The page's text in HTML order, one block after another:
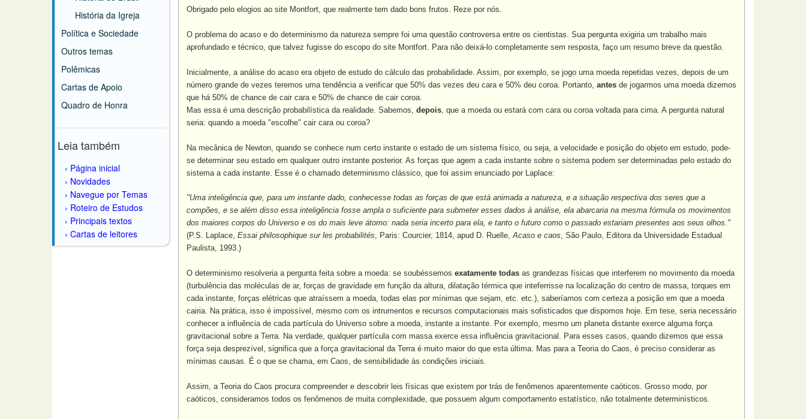
História da Igreja
Política e Sociedade
Outros temas
Polêmicas
Cartas de Apoio
Quadro de Honra
Leia também
Página inicial
Novidades
Navegue por Temas
Roteiro de Estudos
Principais textos
Cartas de leitores
Obrigado pelo elogios ao site Montfort, que realmente tem dado bons frutos. Reze por nós.
O problema do acaso e do determinismo da natureza sempre foi uma questão controversa entre os cientistas. Sua pergunta exigiria um trabalho mais
aprofundado e técnico, que talvez fugisse do escopo do site Montfort. Para não deixá-lo completamente sem resposta, faço um resumo breve da questão.
Inicialmente, a análise do acaso era objeto de estudo do cálculo das probabilidade. Assim, por exemplo, se jogo uma moeda repetidas vezes, depois de um
número grande de vezes teremos uma tendência a verificar que 50% das vezes deu cara e 50% deu coroa. Portanto, antes de jogarmos uma moeda dizemos
que há 50% de chance de cair cara e 50% de chance de cair coroa.
Mas essa é uma descrição probabilística da realidade. Sabemos, depois, que a moeda ou estará com cara ou coroa voltada para cima. A pergunta natural
seria: quando a moeda "escolhe" cair cara ou coroa?
Na mecânica de Newton, quando se conhece num certo instante o estado de um sistema físico, ou seja, a velocidade e posição do objeto em estudo, pode-
se determinar seu estado em qualquer outro instante posterior. As forças que agem a cada instante sobre o sistema podem ser determinadas pelo estado do
sistema a cada instante. Esse é o chamado determinismo clássico, que foi assim enunciado por Laplace:
"Uma inteligência que, para um instante dado, conhecesse todas as forças de que está animada a natureza, e a situação respectiva dos seres que a
compões, e se além disso essa inteligência fosse ampla o suficiente para submeter esses dados à análise, ela abarcaria na mesma fórmula os movimentos
dos maiores corpos do Universo e os do mais leve átomo: nada seria incerto para ela, e tanto o futuro como o passado estariam presentes aos seus olhos."
(P.S. Laplace, Essai philosophique sur les probabilités, Paris: Courcier, 1814, apud D. Ruelle,Acaso e caos, São Paulo, Editora da Universidade Estadual
Paulista, 1993.)
O determinismo resolveria a pergunta feita sobre a moeda: se soubéssemos exatamente todas as grandezas físicas que interferem no movimento da moeda
(turbulência das moléculas de ar, forças de gravidade em função da altura, dilatação térmica que inteferrisse na localização do centro de massa, torques em
cada instante, forças elétricas que atraíssem a moeda, todas elas por mínimas que sejam, etc. etc.), saberíamos com certeza a posição em que a moeda
cairia. Na prática, isso é impossível, mesmo com os intrumentos e recursos computacionais mais sofisticados que dispomos hoje. Em tese, seria necessário
conhecer a influência de cada partícula do Universo sobre a moeda, instante a instante. Por exemplo, mesmo um planeta distante exerce alguma força
gravitacional sobre a Terra. Na verdade, qualquer partícula com massa exerce essa influência gravitacional. Para esses casos, quando dizemos que essa
força seja desprezível, significa que a força gravitacional da Terra é muito maior do que esta última. Mas para a Teoria do Caos, é preciso considerar as
mínimas causas. É o que se chama, em Caos, de sensibilidade às condições iniciais.
Assim, a Teoria do Caos procura compreender e descobrir leis físicas que existem por trás de fenômenos aparentemente caóticos. Grosso modo, por
caóticos, consideramos todos os fenômenos de muita complexidade, que possuem algum comportamento estatístico, não totalmente determinísticos.